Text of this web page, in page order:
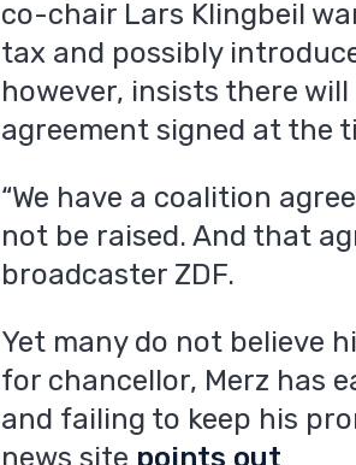
co-chair Lars Klingbeil
tax and possibly
however, insists there
agreement signed at the
“We have a coalition
not be raised. And that
broadcaster ZDF.
Yet many do not believe
for chancellor, Merz has
and failing to keep his
news site points out